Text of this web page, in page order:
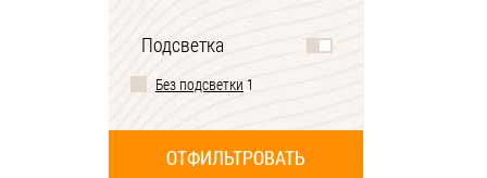
Подсветка
Без подсветки 1